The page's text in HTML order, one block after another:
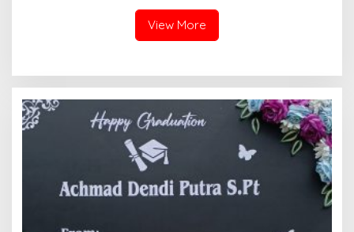
View More